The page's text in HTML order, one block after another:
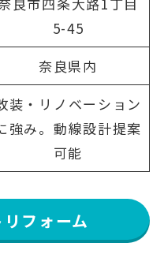
5-45
奈良県内
装・リノベーション
強み。動線設計提案
可能
フォーム